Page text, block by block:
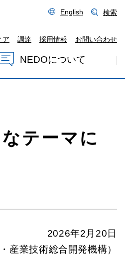
English 検索
ア 調達 採用情報 お問い合わせ
NEDOについて
テーマに
2026年2月20日
産業技術総合開発機構）